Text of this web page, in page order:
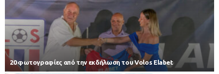
20 φωτογραφίες από την εκδήλωση του Volos Elabet